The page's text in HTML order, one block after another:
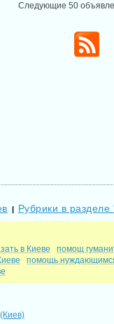
Следующие 50
| Рубрики в
в Киеве
помощ
помощь